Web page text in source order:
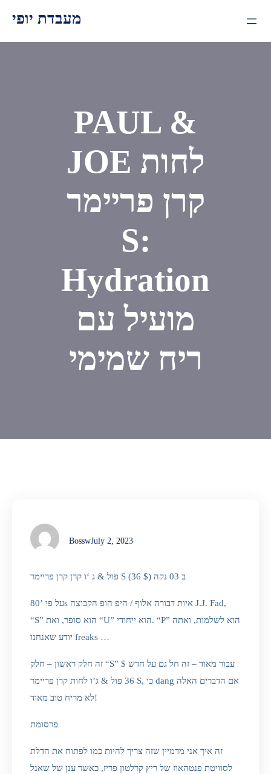
content
מעבדת יופי
PAUL &
JOE לחות
קרן פריימר
S:
Hydration
מועיל עם
ריח שמימי
BosswJuly 2, 2023
פול & ג ‘ו קרן קרן פריימר S ב 03 נקה ($ 36)
על פי ’80s איות דבורה אלוף / היפ הופ הקבוצה J.J. Fad,
“S” הוא סופר, ואת “U” הוא ייחודי. “P” הוא לשלמות, ואתה
יודע שאנחנו freaks …
זה חלק ראשון – חלק “S” עבור מאוד – זה חל גם על חדש $
36 פול & ג’ו לחות קרן פריימר S, כי dang אם הדברים האלה
לא מריח טוב מאוד!
פרסומת
זה איך אני מדמיין שזה צריך להיות כמו לפתוח את הדלת
לסוויטת פנטהאוז של ריץ קרלטון פריז, כאשר ענן של שאנל